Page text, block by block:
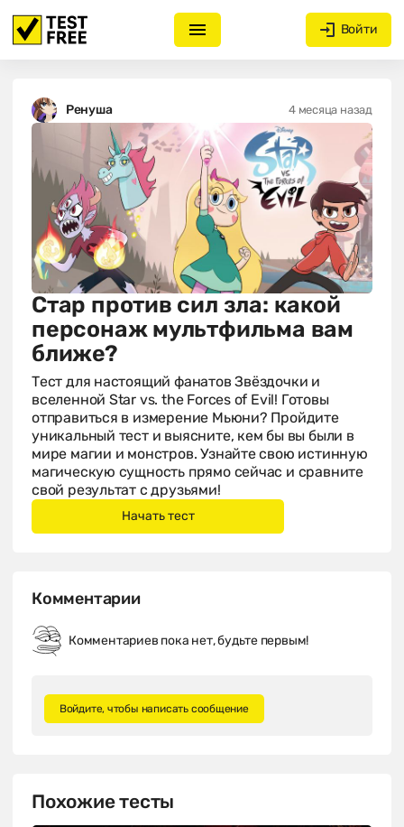
Войти
Ренуша 4 месяца назад
Стар против сил зла: какой
персонаж мультфильма вам
ближе?
Тест для настоящий фанатов Звёздочки и
вселенной Star vs. the Forces of Evil! Готовы
отправиться в измерение Мьюни? Пройдите
уникальный тест и выясните, кем бы вы были в
мире магии и монстров. Узнайте свою истинную
магическую сущность прямо сейчас и сравните
свой результат с друзьями!
Комментарии
Комментариев пока нет, будьте первым!
Войдите, чтобы написать сообщение
Похожие тесты